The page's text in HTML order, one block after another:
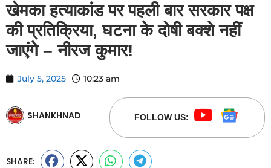
खेमका हत्याकांड पर पहली बार सरकार पक्ष
की प्रतिक्रिया, घटना के दोषी बक्शे नहीं
जाएंगे – नीरज कुमार!
July 5, 2025 10:23 am
SHANKHNAD FOLLOW US:
SHARE: